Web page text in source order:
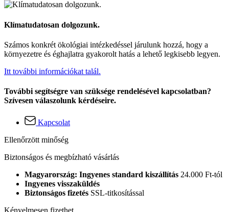
Klímatudatosan dolgozunk.
Számos konkrét ökológiai intézkedéssel járulunk hozzá, hogy a
környezetre és éghajlatra gyakorolt hatás a lehető legkisebb legyen.
Itt további információkat talál.
További segítségre van szüksége rendelésével kapcsolatban?
Szívesen válaszolunk kérdéseire.
Kapcsolat
Ellenőrzött minőség
Biztonságos és megbízható vásárlás
Magyarország: Ingyenes standard kiszállítás 24.000 Ft-tól
Ingyenes visszaküldés
Biztonságos fizetés SSL-titkosítással